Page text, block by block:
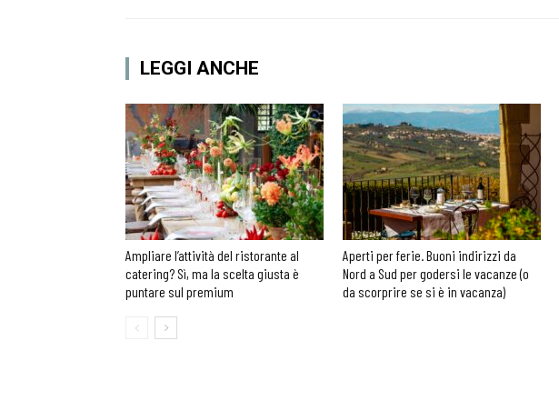
LEGGI ANCHE
Ampliare l’attività del ristorante al
catering? Sì, ma la scelta giusta è
puntare sul premium
Aperti per ferie. Buoni indirizzi da
Nord a Sud per godersi le vacanze (o
da scorprire se si è in vacanza)